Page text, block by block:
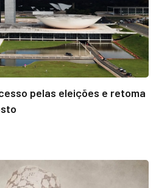
pelas eleições e retoma